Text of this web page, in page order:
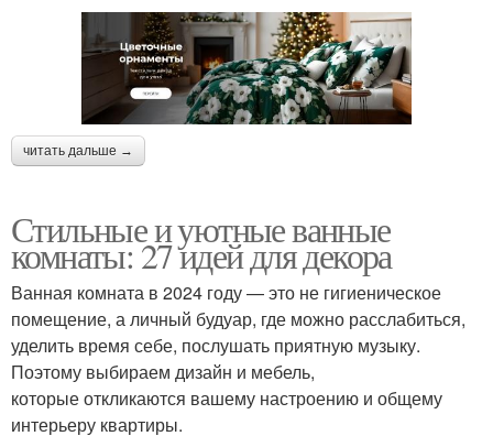
читать дальше →
Стильные и уютные ванные
комнаты: 27 идей для декора
Ванная комната в 2024 году — это не гигиеническое
помещение, а личный будуар, где можно расслабиться,
уделить время себе, послушать приятную музыку.
Поэтому выбираем дизайн и мебель,
которые откликаются вашему настроению и общему
интерьеру квартиры.